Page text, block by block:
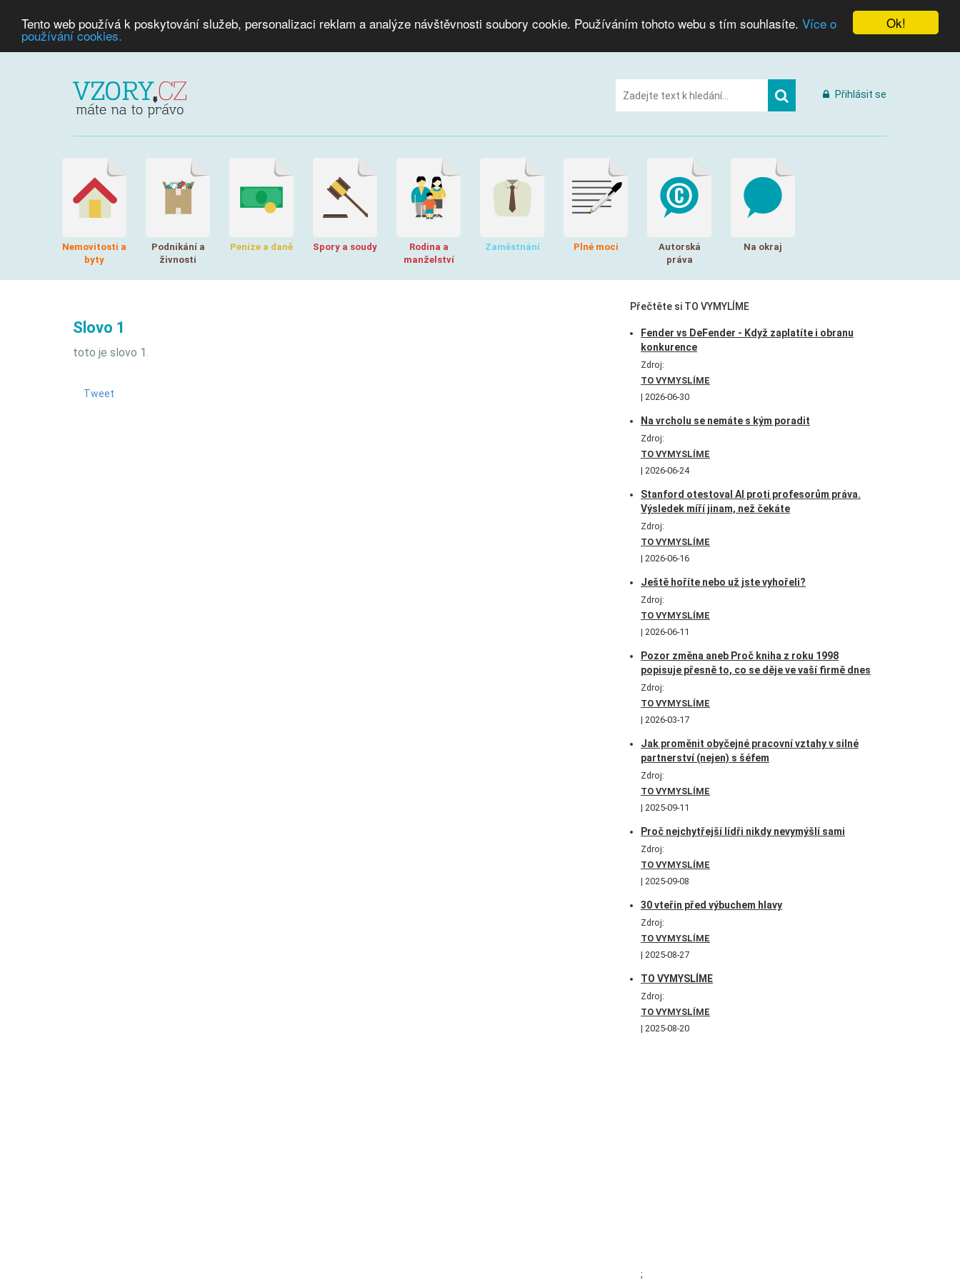
Ok!
Tento web používá k poskytování služeb, personalizaci reklam a analýze návštěvnosti soubory cookie. Používáním tohoto webu s tím souhlasíte. Více o
používání cookies.
Přihlásit se
Nemovitosti a
byty
Podnikání a
živnosti
Peníze a daně Spory a soudy
Rodina a
manželství
Zaměstnání Plné moci
Autorská
práva
Na okraj
Slovo 1
toto je slovo 1 .
Tweet
Přečtěte si TO VYMYLÍME
Fender vs DeFender - Když zaplatíte i obranu
konkurence
Zdroj:
TO VYMYSLÍME
2026-06-30
Na vrcholu se nemáte s kým poradit
Zdroj:
TO VYMYSLÍME
2026-06-24
Stanford otestoval AI proti profesorům práva.
Výsledek míří jinam, než čekáte
Zdroj:
TO VYMYSLÍME
2026-06-16
Ještě hoříte nebo už jste vyhořeli?
Zdroj:
TO VYMYSLÍME
2026-06-11
Pozor změna aneb Proč kniha z roku 1998
popisuje přesně to, co se děje ve vaší firmě dnes
Zdroj:
TO VYMYSLÍME
2026-03-17
Jak proměnit obyčejné pracovní vztahy v silné
partnerství (nejen) s šéfem
Zdroj:
TO VYMYSLÍME
2025-09-11
Proč nejchytřejší lídři nikdy nevymýšlí sami
Zdroj:
TO VYMYSLÍME
2025-09-08
30 vteřin před výbuchem hlavy
Zdroj:
TO VYMYSLÍME
2025-08-27
TO VYMYSLÍME
Zdroj:
TO VYMYSLÍME
2025-08-20
;